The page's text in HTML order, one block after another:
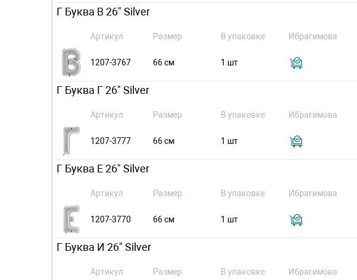
Г Буква В 26" Silver
Артикул Размер В упаковке Ибрагимова
1207-3767 66 см 1 шт
Г Буква Г 26" Silver
Артикул Размер В упаковке Ибрагимова
1207-3777 66 см 1 шт
Г Буква Е 26" Silver
Артикул Размер В упаковке Ибрагимова
1207-3770 66 см 1 шт
Г Буква И 26" Silver
Артикул Размер В упаковке Ибрагимова